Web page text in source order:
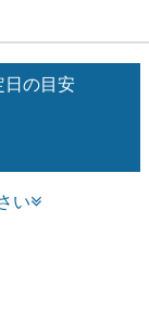
日の目安
い